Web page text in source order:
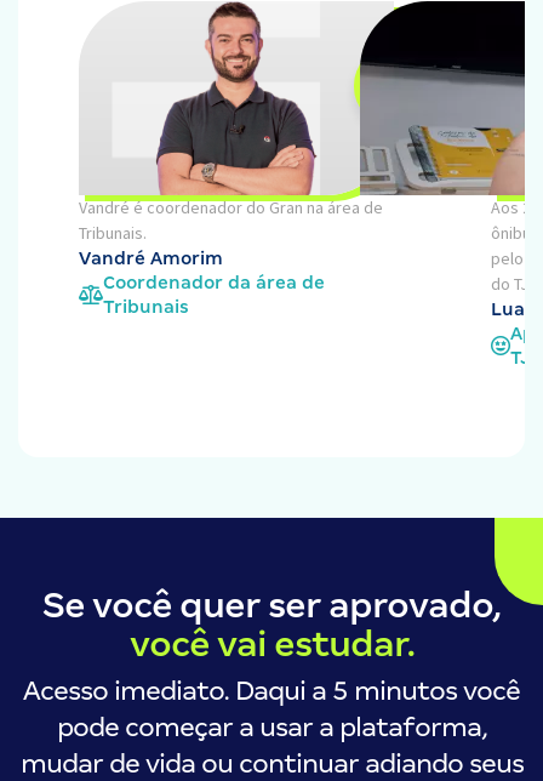
Vandré é coordenador do Gran na área de
Tribunais.
Vandré Amorim
Coordenador da área de
Tribunais
Aos
pelo
do
Se você quer ser aprovado,
você vai estudar.
Acesso imediato. Daqui a 5 minutos você
pode começar a usar a plataforma,
mudar de vida ou continuar adiando seus